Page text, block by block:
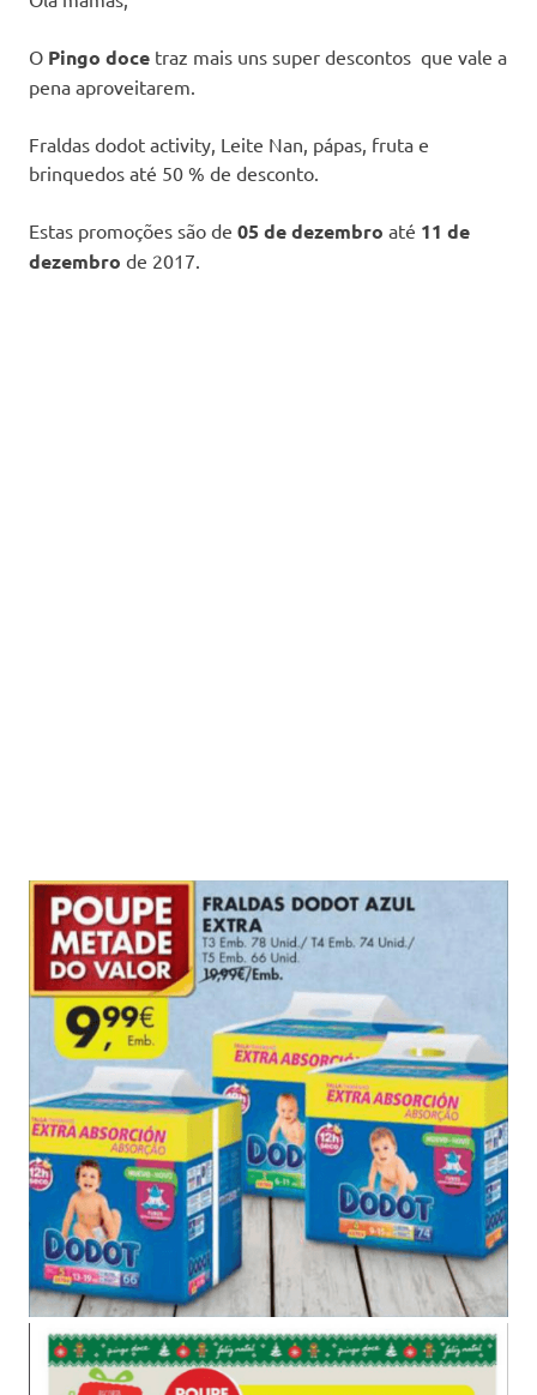
O Pingo doce traz mais uns super descontos que vale a
pena aproveitarem.
Fraldas dodot activity, Leite Nan, pápas, fruta e
brinquedos até 50 % de desconto.
Estas promoções são de 05 de dezembro até 11 de
dezembro de 2017.